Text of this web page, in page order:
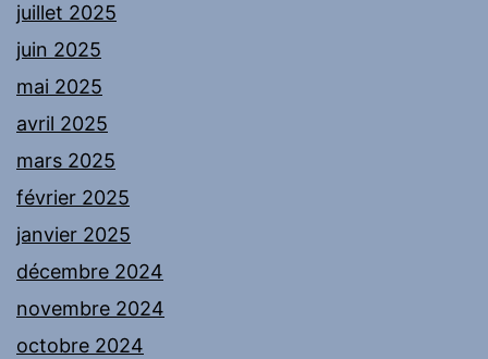
juillet 2025
juin 2025
mai 2025
avril 2025
mars 2025
février 2025
janvier 2025
décembre 2024
novembre 2024
octobre 2024